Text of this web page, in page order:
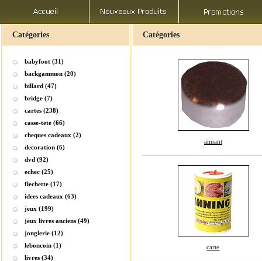
Catégories
babyfoot (31)
backgammon (20)
billard (47)
bridge (7)
cartes (238)
casse-tete (66)
cheques cadeaux (2)
decoration (6)
dvd (92)
echec (25)
flechette (17)
idees cadeaux (63)
jeux (199)
jeux livres anciens (49)
jonglerie (12)
leboncoin (1)
livres (34)
Catégories
aimant
carte